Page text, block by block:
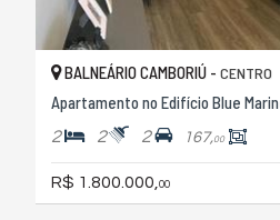
BALNEÁRIO CAMBORIÚ - CENTRO
Apartamento no Edifício Blue
2 2 2 167,00
R$ 1.800.000, 00